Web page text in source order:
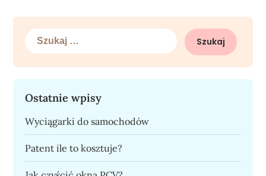
Szukaj:
Ostatnie wpisy
Wyciągarki do samochodów
Patent ile to kosztuje?